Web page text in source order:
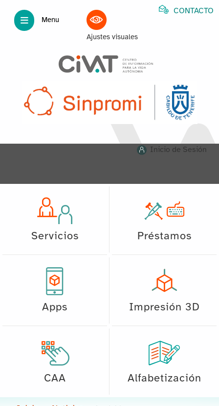
Menu
Ajustes visuales
CONTACTO
Inicio de Sesión
Servicios Préstamos
Apps Impresión 3D
CAA Alfabetización